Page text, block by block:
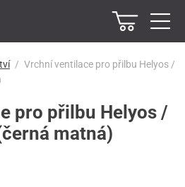
Vrchní ventilace pro přilbu Helyos /
pro přilbu Helyos /
matná)